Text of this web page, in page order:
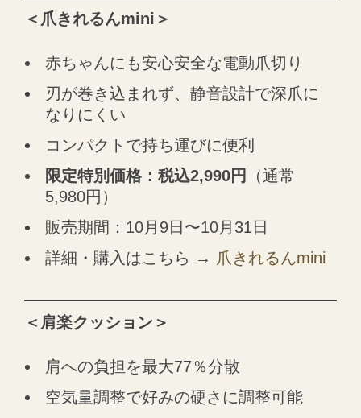
＜爪きれるんmini＞
赤ちゃんにも安心安全な電動爪切り
刃が巻き込まれず、静音設計で深爪に
なりにくい
コンパクトで持ち運びに便利
限定特別価格：税込2,990円
（通常
5,980円）
販売期間：10月9日〜10月31日
詳細・購入はこちら → 爪きれるんmini
＜肩楽クッション＞
肩への負担を最大77％分散
空気量調整で好みの硬さに調整可能